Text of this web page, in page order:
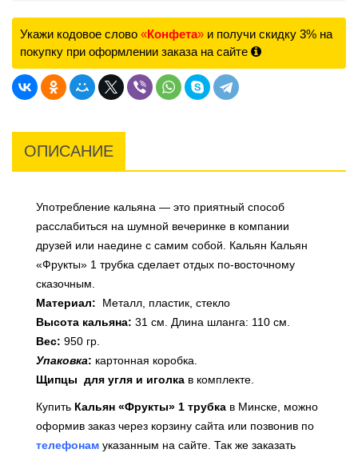
Укажи кодовое слово «Конфета» и получи скидку 3% на
покупку при оформлении заказа на сайте
ОПИСАНИЕ
Употребление кальяна — это приятный способ
расслабиться на шумной вечеринке в компании
друзей или наедине с самим собой. Кальян Кальян
«Фрукты» 1 трубка сделает отдых по-восточному
сказочным.
Материал:
Металл, пластик, стекло
Высота кальяна: 31 см. Длина шланга: 110 см.
Вес: 950 гр.
Упаковка: картонная коробка.
Щипцы для угля и иголка в комплекте.
Купить Кальян «Фрукты» 1 трубка в Минске, можно
оформив заказ через корзину сайта или позвонив по
телефонам указанным на сайте. Так же заказать